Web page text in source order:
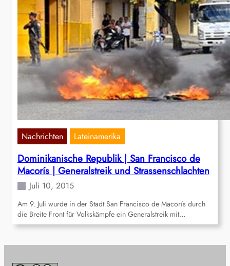
Nachrichten Lateinamerika
Dominikanische Republik | San Francisco de
Macorís | Generalstreik und Strassenschlachten
Juli 10, 2015
Am 9. Juli wurde in der Stadt San Francisco de Macorís durch
die Breite Front für Volkskämpfe ein Generalstreik mit…